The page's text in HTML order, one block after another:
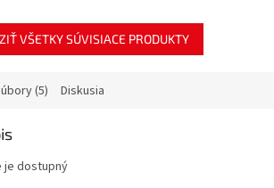
VŠETKY SÚVISIACE PRODUKTY
(5) Diskusia
je dostupný